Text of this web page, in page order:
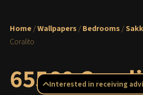
Home/Wallpapers/Bedrooms/
Coralito
65560Interested in receiving